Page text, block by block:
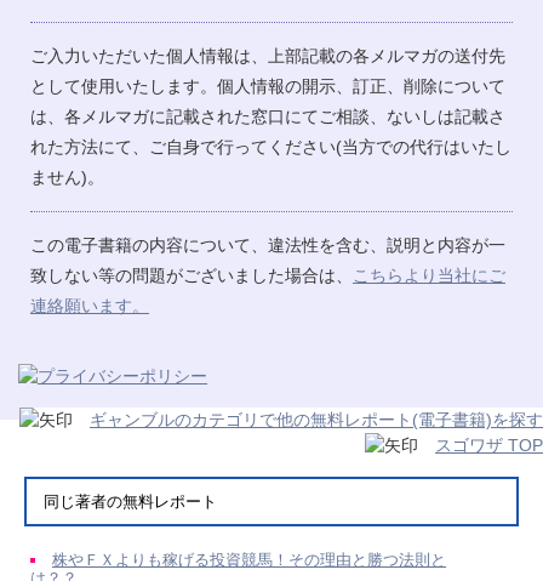
ご入力いただいた個人情報は、上部記載の各メルマガの送付先
として使用いたします。個人情報の開示、訂正、削除について
は、各メルマガに記載された窓口にてご相談、ないしは記載さ
れた方法にて、ご自身で行ってください(当方での代行はいたし
ません)。
この電子書籍の内容について、違法性を含む、説明と内容が一
致しない等の問題がございました場合は、
こちらより当社にご
連絡願います。
ギャンブルのカテゴリで他の無料レポート(電子書籍)を探す
スゴワザ TOP
同じ著者の無料レポート
株やＦＸよりも稼げる投資競馬！その理由と勝つ法則と